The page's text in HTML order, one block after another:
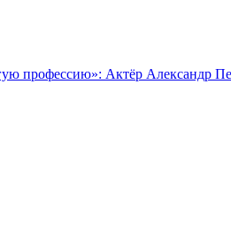
профессию»: Актёр Александр